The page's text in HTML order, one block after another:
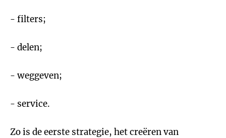
- filters;
- delen;
- weggeven;
- service.
Zo is de eerste strategie, het creëren van